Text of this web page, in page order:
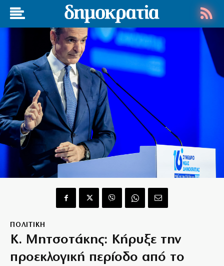
ΠΟΛΙΤΙΚΗ
Κ. Μητσοτάκης: Κήρυξε την
προεκλογική περίοδο από το